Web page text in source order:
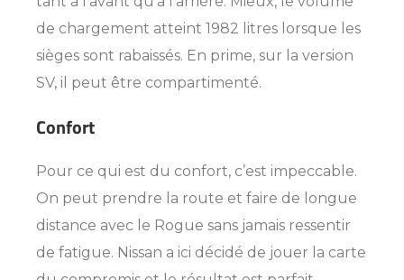
de chargement atteint 1982 litres lorsque les
sièges sont rabaissés. En prime, sur la version
SV, il peut être compartimenté.
Confort
Pour ce qui est du confort, c’est impeccable.
On peut prendre la route et faire de longue
distance avec le Rogue sans jamais ressentir
de fatigue. Nissan a ici décidé de jouer la carte